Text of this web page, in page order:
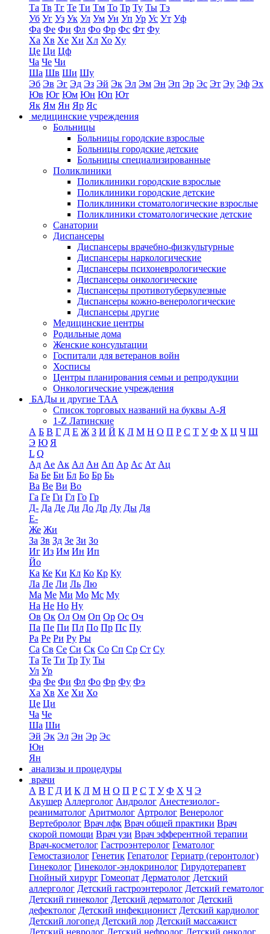
Та Тв Тг Те Ти Тм То Тр Ту Ты Тэ
Уб Уг Уз Ук Ул Ум Ун Уп Ур Ус Ут Уф
Фа Фе Фи Фл Фо Фр Фс Фт Фу
Ха Хв Хе Хи Хл Хо Ху
Це Ци Цф
Ча Че Чи
Ша Шв Ши Шу
Эб Эв Эг Эд Эз Эй Эк Эл Эм Эн Эп Эр Эс Эт Эу Эф Эх
Юв Юг Юм Юн Юп Ют
Як Ям Ян Яр Яс
медицинские учреждения
Больницы
Больницы городские взрослые
Больницы городские детские
Больницы специализированные
Поликлиники
Поликлиники городские взрослые
Поликлиники городские детские
Поликлиники стоматологические взрослые
Поликлиники стоматологические детские
Санатории
Диспансеры
Диспансеры врачебно-физкультурные
Диспансеры наркологические
Диспансеры психоневрологические
Диспансеры онкологические
Диспансеры противотуберкулезные
Диспансеры кожно-венерологические
Диспансеры другие
Медицинские центры
Родильные дома
Женские консультации
Госпитали для ветеранов войн
Хосписы
Центры планирования семьи и репродукции
Онкологические учреждения
БАДы и другие ТАА
Список торговых названий на буквы А-Я
1-Z Латинские
А Б В Г Д Е Ж З И Й К Л М Н О П Р С Т У Ф Х Ц Ч Ш
Э Ю Я
L Q
Ад Ае Ак Ал Ан Ап Ар Ас Ат Ац
Ба Бе Би Бл Бо Бр Бь
Ва Ве Ви Во
Га Ге Ги Гл Го Гр
Д- Да Де Ди До Др Ду Ды Дя
Е-
Же Жи
За Зв Зд Зе Зи Зо
Иг Из Им Ин Ип
Йо
Ка Ке Ки Кл Ко Кр Ку
Ла Ле Ли Ль Лю
Ма Ме Ми Мо Мс Му
На Не Но Ну
Ов Ок Ол Ом Оп Ор Ос Оч
Па Пе Пи Пл По Пр Пс Пу
Ра Ре Ри Ру Ры
Са Св Се Си Ск Со Сп Ср Ст Су
Та Те Ти Тр Ту Ты
Ул Ур
Фа Фе Фи Фл Фо Фр Фу Фэ
Ха Хв Хе Хи Хо
Це Ци
Ча Че
Ша Ши
Эй Эк Эл Эн Эр Эс
Юн
Ян
анализы и процедуры
врачи
А В Г Д И К Л М Н О П Р С Т У Ф Х Ч Э
Акушер Аллерголог Андролог Анестезиолог-
реаниматолог Аритмолог Артролог Венеролог
Вертебролог Врач лфк Врач общей практики Врач
скорой помощи Врач узи Врач эфферентной терапии
Врач-косметолог Гастроэнтеролог Гематолог
Гемостазиолог Генетик Гепатолог Гериатр (геронтолог)
Гинеколог Гинеколог-эндокринолог Гирудотерапевт
Гнойный хирург Гомеопат Дерматолог Детский
аллерголог Детский гастроэнтеролог Детский гематолог
Детский гинеколог Детский дерматолог Детский
дефектолог Детский инфекционист Детский кардиолог
Детский логопед Детский лор Детский массажист
Детский невролог Детский нефролог Детский онколог